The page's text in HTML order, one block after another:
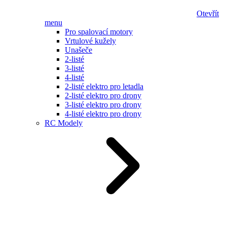
Otevřít
menu
Pro spalovací motory
Vrtulové kužely
Unašeče
2-listé
3-listé
4-listé
2-listé elektro pro letadla
2-listé elektro pro drony
3-listé elektro pro drony
4-listé elektro pro drony
RC Modely